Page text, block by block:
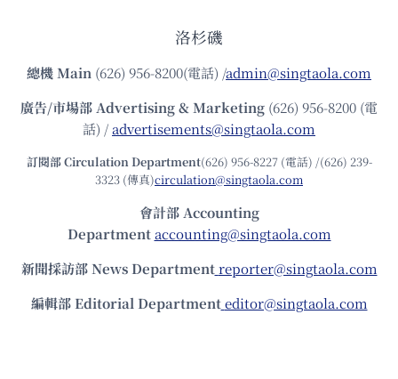
洛杉磯
總機Main (626) 956-8200(電話) /admin@singtaola.com
廣告/市場部Advertising & Marketing (626) 956-8200 (電
話) /advertisements@singtaola.com
訂閱部 Circulation Department(626) 956-8227 (電話) /(626) 239-
3323 (傳真)circulation@singtaola.com
會計部 Accounting
Department accounting@singtaola.com
新聞採訪部 News Department reporter@singtaola.com
編輯部 Editorial Department editor@singtaola.com